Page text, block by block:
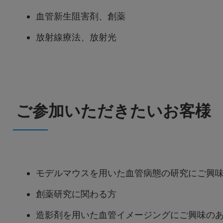
血管新生阻害剤、創薬
放射線療法、放射光
ご参加いただきたいお客様
モデルマウスを用いた血管病態の研究にご興
創薬研究に関わる方
造影剤を用いた血管イメージングにご興味の